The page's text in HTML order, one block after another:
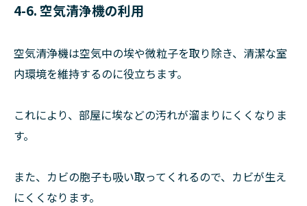
4-6. 空気清浄機の利用
空気清浄機は空気中の埃や微粒子を取り除き、清潔な室
内環境を維持するのに役立ちます。
これにより、部屋に埃などの汚れが溜まりにくくなりま
す。
また、カビの胞子も吸い取ってくれるので、カビが生え
にくくなります。